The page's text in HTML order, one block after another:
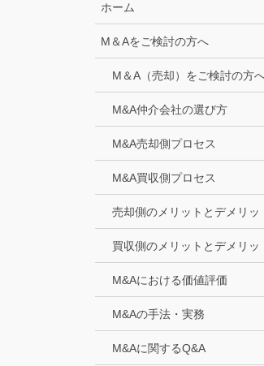
ホーム
M＆Aをご検討の方へ
M＆A（売却）をご検討の方
M&A仲介会社の選び方
M&A売却側プロセス
M&A買収側プロセス
売却側のメリットとデメリッ
買収側のメリットとデメリッ
M&Aにおける価値評価
M&Aの手法・実務
M&Aに関するQ&A